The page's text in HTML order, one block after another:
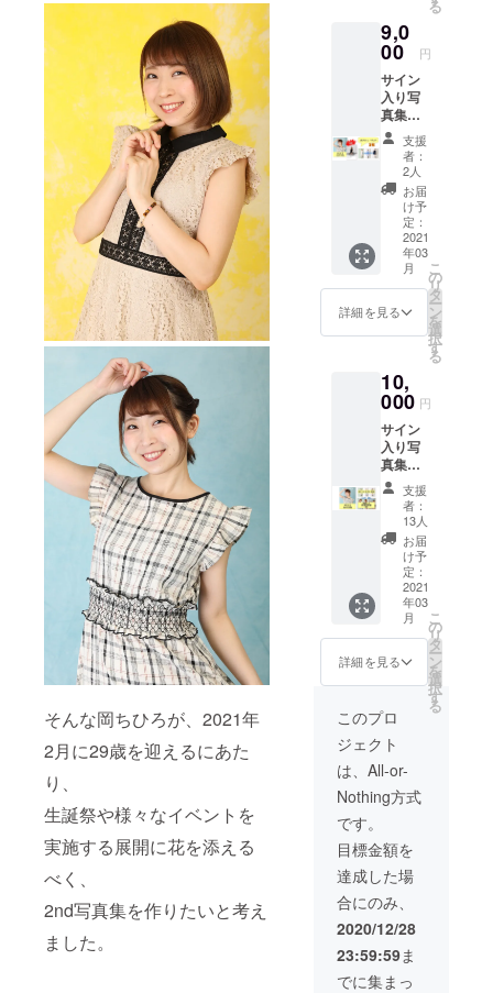
そんな岡ちひろが、2021年
2月に29歳を迎えるにあた
り、
生誕祭や様々なイベントを
実施する展開に花を添える
べく、
2nd写真集を作りたいと考え
ました。
ルサイト
「1242モバ
イル」への
モデル写真
★GFC（グ
ラ☆スタ！
フットサル
クラブ）イ
ベント運営
送りし
ます
る
9,0
00 円
サイン
入り写
真集＋
オフ
ショッ
トチェ
キ＋1st
写真集
●完成し
た写真
集1冊 ●
オフ
ショッ
トチェ
キ3枚
●1st写
（2020
年制
作） に
サイン
を入れ
てお送
りしま
支援
者：
2人
お届
け予
定：
2021
年03
月
詳細を見る
こ
の
リ
タ
ー
ン
を
選
択
す
る
10,
000 円
サイン
入り写
真集＋
オフ
ショッ
トチェ
キ＋大
判フォ
トセッ
ト ●完
成した
写真集1
冊 ●オ
フ
ショッ
トチェ
キ3枚
●A4サ
イズ
フォト
（写真
集に掲
ア
ショッ
ト）3枚
にサイ
ンを入
れてお
送りし
ます
支援
者：
13人
お届
け予
定：
2021
年03
月
詳細を見る
こ
の
リ
タ
ー
ン
を
選
択
す
る
このプロ
ジェクト
は、All-or-
Nothing方式
です。
目標金額を
達成した場
合にのみ、
2020/12/28
23:59:59ま
でに集まっ